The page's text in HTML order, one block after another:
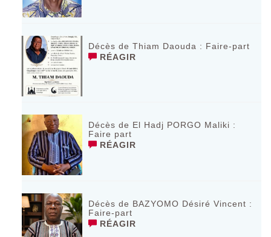
Décès de Thiam Daouda : Faire-part
RÉAGIR
Décès de El Hadj PORGO Maliki :
Faire part
RÉAGIR
Décès de BAZYOMO Désiré Vincent :
Faire-part
RÉAGIR